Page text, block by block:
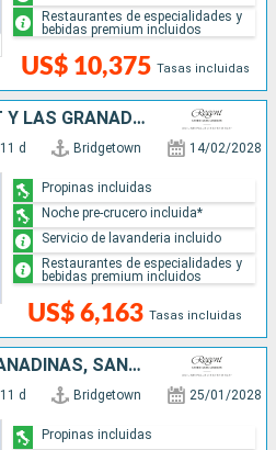
US$ 10,375 Tasas incluidas
Restaurantes de especialidades y
bebidas premium incluidos
GRENADA, SAN VINCENT Y LAS GRANADINAS, SANTA LUCIA, FRANCIA, ESTADOS UNIDOS, DOMINICA, BARBADOS
11 d Bridgetown 14/02/2028
US$ 6,163 Tasas incluidas
Propinas incluidas
Noche pre-crucero incluida*
Servicio de lavanderia incluido
Restaurantes de especialidades y
bebidas premium incluidos
SAN VINCENT Y LAS GRANADINAS, SANTA LUCIA, FRANCIA, ESTADOS UNIDOS, DOMINICA, BARBADOS
11 d Bridgetown 25/01/2028
Propinas incluidas